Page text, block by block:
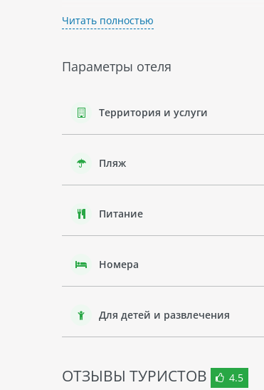
Отель расположен на первой линии
находится заповедник Wadi El Gemal
Читать полностью
Параметры отеля
Территория и услуги
Пляж
Питание
Номера
Для детей и развлечения
ОТЗЫВЫ ТУРИСТОВ 4.5